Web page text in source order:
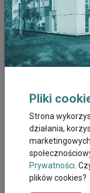
Czerwiec 2023
Maj 2023
Marzec 2023
Luty 2023
Styczeń 2023
Grudzień 2022
Pliki
Strona
działania,
Prywatności .
plików cookies?